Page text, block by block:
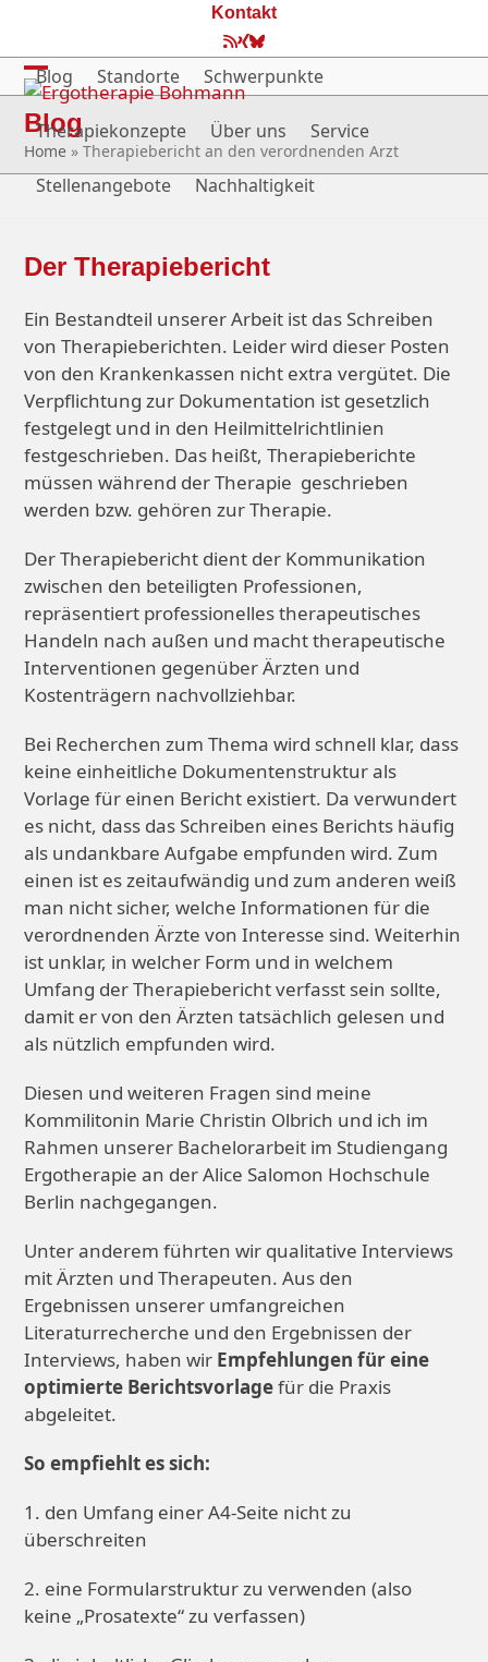
content
Kontakt
RSS
XingBluesky
Blog Standorte Schwerpunkte
Therapiekonzepte Über uns Service
Stellenangebote Nachhaltigkeit
Open
mobile
menu
Close
mobile
menu
Blog
Home »Therapiebericht an den verordnenden Arzt
Der Therapiebericht
Ein Bestandteil unserer Arbeit ist das Schreiben
von Therapieberichten. Leider wird dieser Posten
von den Krankenkassen nicht extra vergütet. Die
Verpflichtung zur Dokumentation ist gesetzlich
festgelegt und in den Heilmittelrichtlinien
festgeschrieben. Das heißt, Therapieberichte
müssen während der Therapie geschrieben
werden bzw. gehören zur Therapie.
Der Therapiebericht dient der Kommunikation
zwischen den beteiligten Professionen,
repräsentiert professionelles therapeutisches
Handeln nach außen und macht therapeutische
Interventionen gegenüber Ärzten und
Kostenträgern nachvollziehbar.
Bei Recherchen zum Thema wird schnell klar, dass
keine einheitliche Dokumentenstruktur als
Vorlage für einen Bericht existiert. Da verwundert
es nicht, dass das Schreiben eines Berichts häufig
als undankbare Aufgabe empfunden wird. Zum
einen ist es zeitaufwändig und zum anderen weiß
man nicht sicher, welche Informationen für die
verordnenden Ärzte von Interesse sind. Weiterhin
ist unklar, in welcher Form und in welchem
Umfang der Therapiebericht verfasst sein sollte,
damit er von den Ärzten tatsächlich gelesen und
als nützlich empfunden wird.
Diesen und weiteren Fragen sind meine
Kommilitonin Marie Christin Olbrich und ich im
Rahmen unserer Bachelorarbeit im Studiengang
Ergotherapie an der Alice Salomon Hochschule
Berlin nachgegangen.
Unter anderem führten wir qualitative Interviews
mit Ärzten und Therapeuten. Aus den
Ergebnissen unserer umfangreichen
Literaturrecherche und den Ergebnissen der
Interviews, haben wir Empfehlungen für eine
optimierte Berichtsvorlagefür die Praxis
abgeleitet.
So empfiehlt es sich:
1. den Umfang einer A4-Seite nicht zu
überschreiten
2. eine Formularstruktur zu verwenden (also
keine „Prosatexte“ zu verfassen)